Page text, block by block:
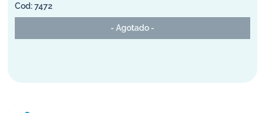
7472
- Agotado -